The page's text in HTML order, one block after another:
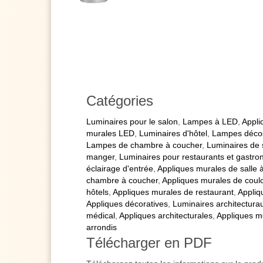
Catégories
Luminaires pour le salon, Lampes à LED,
murales LED, Luminaires d'hôtel, Lampes
Lampes de chambre à coucher, Luminaires de
manger, Luminaires pour restaurants et
éclairage d'entrée, Appliques murales de salle
chambre à coucher, Appliques murales de
hôtels, Appliques murales de restaurant,
Appliques décoratives, Luminaires
médical, Appliques architecturales, Appliques
arrondis
Télécharger en PDF